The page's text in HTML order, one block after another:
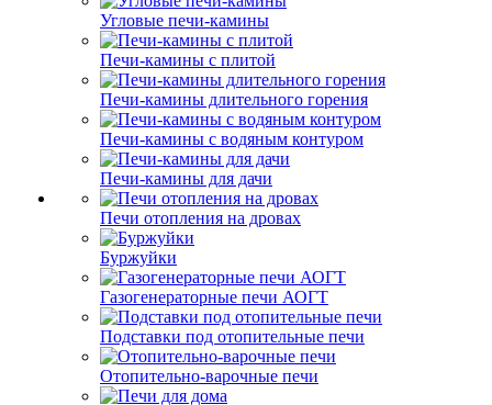
Угловые печи-камины
Печи-камины с плитой
Печи-камины длительного горения
Печи-камины с водяным контуром
Печи-камины для дачи
Печи отопления на дровах
Буржуйки
Газогенераторные печи АОГТ
Подставки под отопительные печи
Отопительно-варочные печи